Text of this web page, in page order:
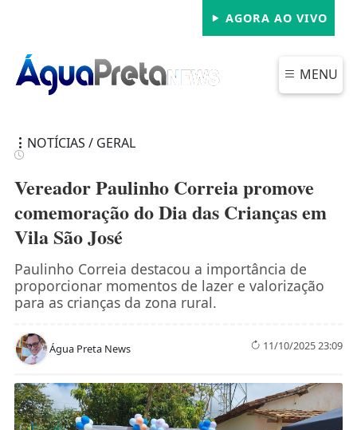
AGORA AO VIVO
MENU
NOTÍCIAS / GERAL
Vereador Paulinho Correia promove
comemoração do Dia das Crianças em
Vila São José
Paulinho Correia destacou a importância de
proporcionar momentos de lazer e valorização
para as crianças da zona rural.
Água Preta News 11/10/2025 23:09